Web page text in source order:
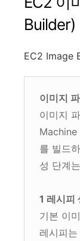
Builder)
EC2 Image
이미지
이미지
Machine
를 빌드
성 단계
1 레시피
기본 이
레시피